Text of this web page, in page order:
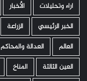
اراء وتحليلات
الأخبار
الخبر الرئيسي
الزراعة
العالم
العدالة والمحاكم
العين الثالثة
المناخ